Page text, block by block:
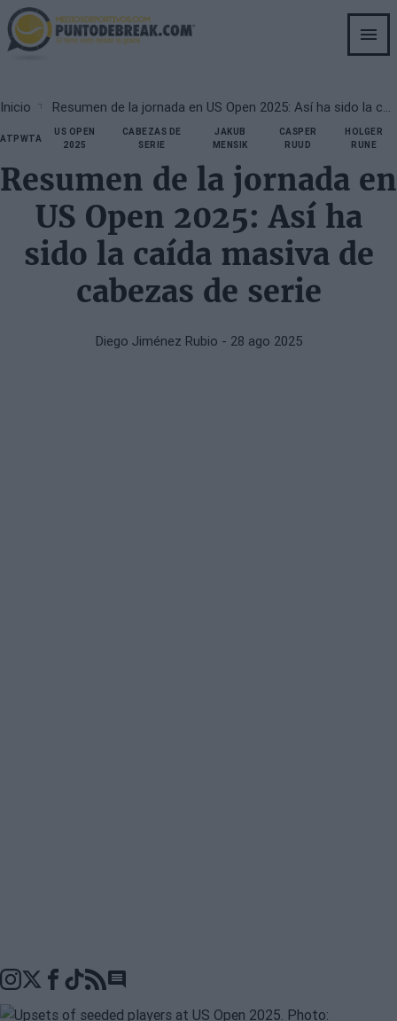
Skip
to
main
Breadcrumb
Inicio
ATPWTA
US OPEN
2025
CABEZAS DE
SERIE
JAKUB
MENSIK
CASPER
RUUD
HOLGER
RUNE
Resumen de la jornada en
US Open 2025: Así ha
sido la caída masiva de
cabezas de serie
Diego Jiménez Rubio - 28 ago 2025
Go to comments seciton